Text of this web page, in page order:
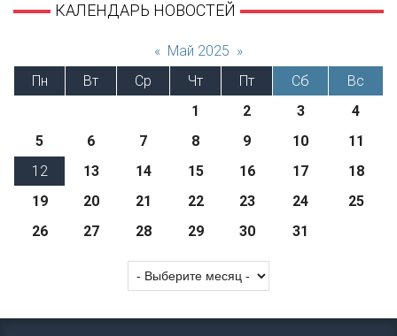
КАЛЕНДАРЬ НОВОСТЕЙ
« Май 2025 »
Пн
Вт Ср Чт Пт Сб
Вс
1
2 3
4
5
6 7 8 9 10
11
12
13 14 15 16 17
18
19
20 21 22 23 24
25
26
27 28 29 30 31